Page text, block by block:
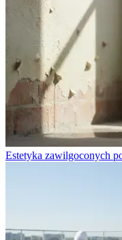
Estetyka zawilgoconych